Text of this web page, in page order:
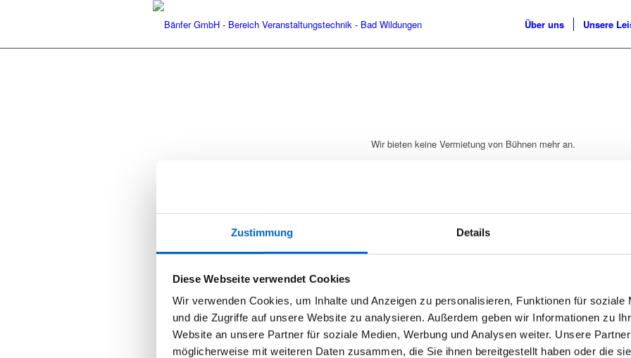
Zustimmung Details
Diese Webseite verwendet Cookies
Wir verwenden Cookies, um Inhalte und Anzeigen zu personalisieren, Funktionen für soziale
und die Zugriffe auf unsere Website zu analysieren. Außerdem geben wir Informationen zu
Website an unsere Partner für soziale Medien, Werbung und Analysen weiter. Unsere
möglicherweise mit weiteren Daten zusammen, die Sie ihnen bereitgestellt haben oder die
Über uns Unsere
Wir bieten keine Vermietung von Bühnen mehr an.